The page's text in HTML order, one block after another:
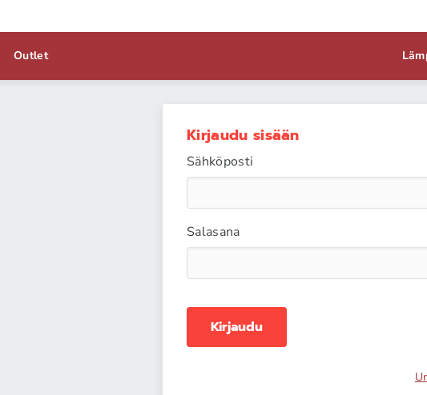
Outlet
Kirjaudu sisään
Sähköposti
Salasana
Kirjaudu